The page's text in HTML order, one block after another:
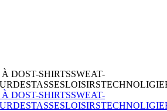
DOST-SHIRTSSWEAT-
TASSESLOISIRSTECHNOLIGIE
DOST-SHIRTSSWEAT-
TASSESLOISIRSTECHNOLIGIE